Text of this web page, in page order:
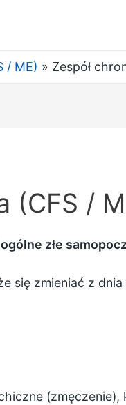
/ ME) Zespół
(CFS /
złe
się zmieniać z